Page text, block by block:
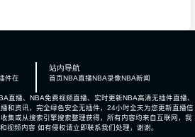
件在
站内导航
首页NBA直播NBA录像NBA新闻
直播、NBA免费视频直播、实时更新NBA高清无插件直播、
和资讯，完全绿色安全无插件，24小时全天为您更新直播信
集或从搜索引擎搜索整理获得，所有内容均来自互联网，我
视频内容 如有侵权请立即联系我们处理，谢谢。